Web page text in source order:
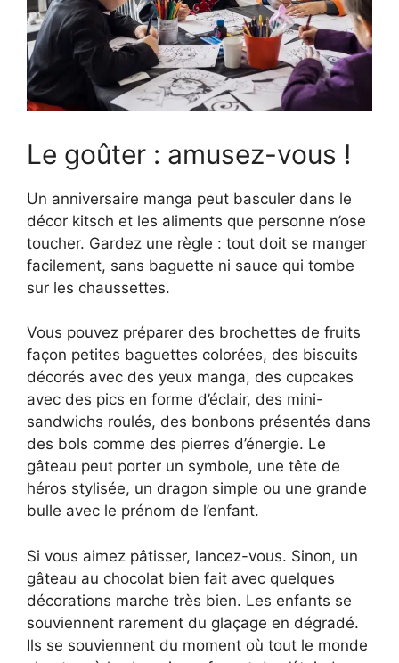
Le goûter : amusez-vous !
Un anniversaire manga peut basculer dans le
décor kitsch et les aliments que personne n’ose
toucher. Gardez une règle : tout doit se manger
facilement, sans baguette ni sauce qui tombe
sur les chaussettes.
Vous pouvez préparer des brochettes de fruits
façon petites baguettes colorées, des biscuits
décorés avec des yeux manga, des cupcakes
avec des pics en forme d’éclair, des mini-
sandwichs roulés, des bonbons présentés dans
des bols comme des pierres d’énergie. Le
gâteau peut porter un symbole, une tête de
héros stylisée, un dragon simple ou une grande
bulle avec le prénom de l’enfant.
Si vous aimez pâtisser, lancez-vous. Sinon, un
gâteau au chocolat bien fait avec quelques
décorations marche très bien. Les enfants se
souviennent rarement du glaçage en dégradé.
Ils se souviennent du moment où tout le monde